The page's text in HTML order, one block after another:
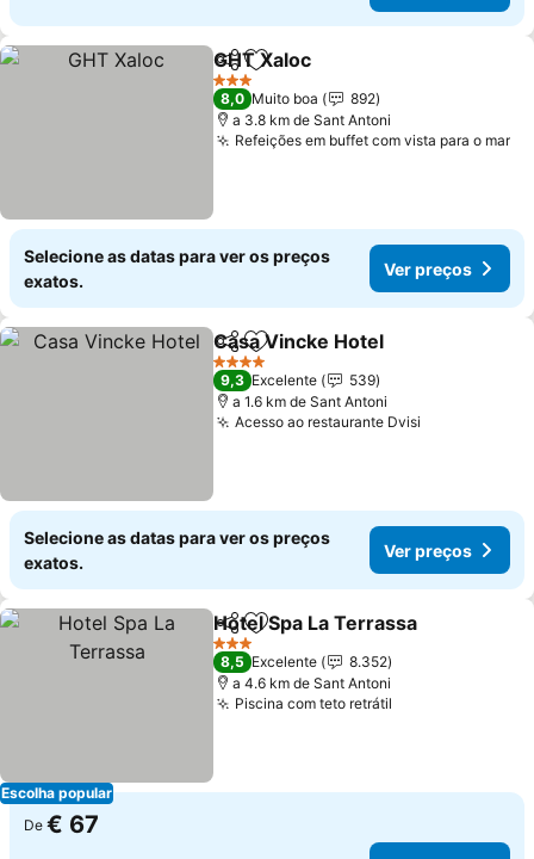
PartilharAdicionar aos favoritos
GHT Xaloc
3 Estrelas
8,0 Muito boa
892
a 3.8 km de Sant Antoni
Refeições em buffet com vista para o mar
Selecione as datas para ver os preços
exatos.
Ver preços
PartilharAdicionar aos favoritos
Casa Vincke Hotel
4 Estrelas
9,3 Excelente
539
a 1.6 km de Sant Antoni
Acesso ao restaurante Dvisi
Selecione as datas para ver os preços
exatos.
Ver preços
Escolha popular
PartilharAdicionar aos favoritos
Hotel Spa La Terrassa
3 Estrelas
8,5 Excelente
8.352
a 4.6 km de Sant Antoni
Piscina com teto retrátil
De € 67